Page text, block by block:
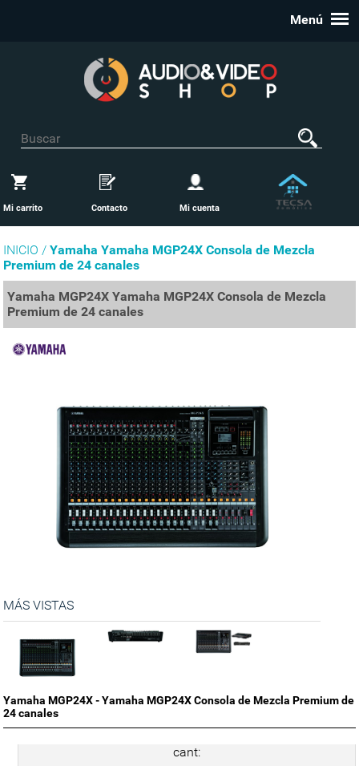
Menú
Mi carrito Contacto Mi cuenta
INICIO /Yamaha Yamaha MGP24X Consola de Mezcla
Premium de 24 canales
Yamaha MGP24X Yamaha MGP24X Consola de Mezcla
Premium de 24 canales
MÁS VISTAS
Yamaha MGP24X - Yamaha MGP24X Consola de Mezcla Premium de
24 canales
cant: